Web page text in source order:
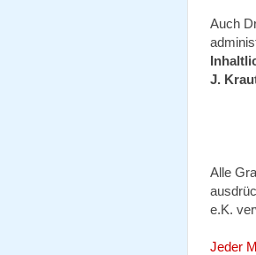
Auch
J.
Alle
e.K.
Jeder